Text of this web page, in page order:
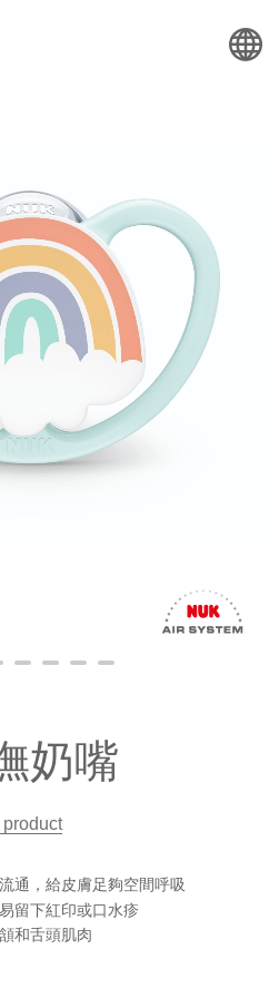
奶嘴
product
通，給皮膚足夠空間呼吸
留下紅印或口水疹
和舌頭肌肉